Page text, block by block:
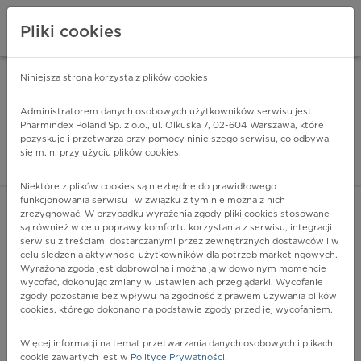
Pharmindex - lider
ZALOGUJ SIĘ
C72.3 - Nerw wzrokowy
Więcej na lekiicd10.pl
Pliki cookies
Niniejsza strona korzysta z plików cookies
Administratorem danych osobowych użytkowników serwisu jest
Pharmindex Poland Sp. z o.o., ul. Olkuska 7, 02-604 Warszawa, które
pozyskuje i przetwarza przy pomocy niniejszego serwisu, co odbywa
się m.in. przy użyciu plików cookies.
Niektóre z plików cookies są niezbędne do prawidłowego
funkcjonowania serwisu i w związku z tym nie można z nich
zrezygnować. W przypadku wyrażenia zgody pliki cookies stosowane
są również w celu poprawy komfortu korzystania z serwisu, integracji
serwisu z treściami dostarczanymi przez zewnętrznych dostawców i w
celu śledzenia aktywności użytkowników dla potrzeb marketingowych.
Wyrażona zgoda jest dobrowolna i można ją w dowolnym momencie
wycofać, dokonując zmiany w ustawieniach przeglądarki. Wycofanie
zgody pozostanie bez wpływu na zgodność z prawem używania plików
cookies, którego dokonano na podstawie zgody przed jej wycofaniem.
Więcej informacji na temat przetwarzania danych osobowych i plikach
cookie zawartych jest w Polityce Prywatności.
ZA DARMO - w Google Play INSTALUJ